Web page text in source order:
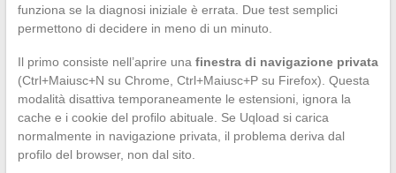
funziona se la diagnosi iniziale è errata. Due test semplici
permettono di decidere in meno di un minuto.
Il primo consiste nell’aprire una finestra di navigazione privata
(Ctrl+Maiusc+N su Chrome, Ctrl+Maiusc+P su Firefox). Questa
modalità disattiva temporaneamente le estensioni, ignora la
cache e i cookie del profilo abituale. Se Uqload si carica
normalmente in navigazione privata, il problema deriva dal
profilo del browser, non dal sito.